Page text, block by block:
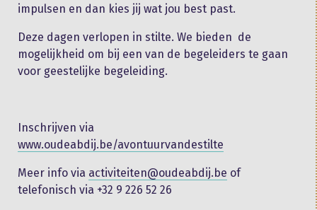
impulsen en dan kies jij wat jou best past.
Deze dagen verlopen in stilte. We bieden de
mogelijkheid om bij een van de begeleiders te gaan
voor geestelijke begeleiding.
​Inschrijven via
www.oudeabdij.be/avontuurvandestilte
Meer info via activiteiten@oudeabdij.be of
telefonisch via +32 9 226 52 26